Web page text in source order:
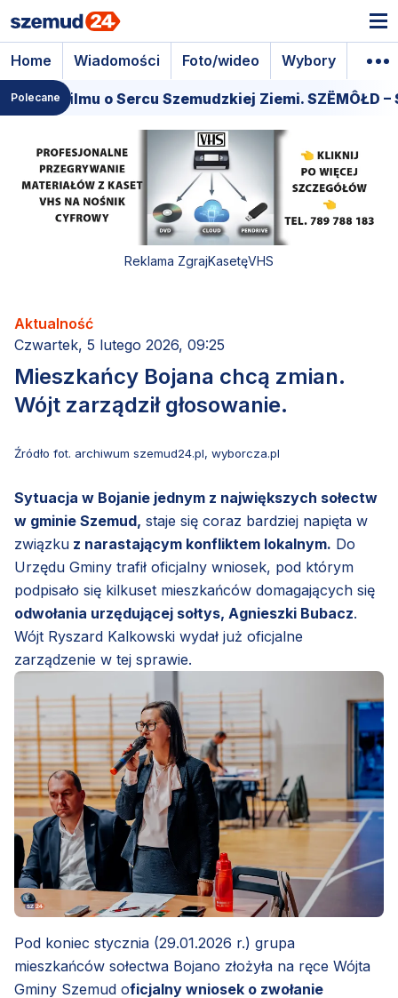
Home Wiadomości Foto/wideo Wybory
Polecane
filmu o Sercu Szemudzkiej Ziemi. SZËMÔŁD –
Reklama ZgrajKasetęVHS
Aktualność
Czwartek, 5 lutego 2026, 09:25
Mieszkańcy Bojana chcą zmian.
Wójt zarządził głosowanie.
Źródło fot. archiwum szemud24.pl, wyborcza.pl
Sytuacja w Bojanie jednym z największych sołectw
w gminie Szemud, staje się coraz bardziej napięta w
związku z narastającym konfliktem lokalnym. Do
Urzędu Gminy trafił oficjalny wniosek, pod którym
podpisało się kilkuset mieszkańców domagających się
odwołania urzędującej sołtys, Agnieszki Bubacz.
Wójt Ryszard Kalkowski wydał już oficjalne
zarządzenie w tej sprawie.
Pod koniec stycznia (29.01.2026 r.) grupa
mieszkańców sołectwa Bojano złożyła na ręce Wójta
Gminy Szemud oficjalny wniosek o zwołanie